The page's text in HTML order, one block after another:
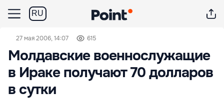
RU
27 мая 2006, 14:07 615
Молдавские военнослужащие
в Ираке получают 70 долларов
в сутки